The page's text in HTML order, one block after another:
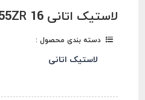
لاستیک اتانی 215/55ZR 16 گل KC2000
دسته بندی محصول :
لاستیک اتانی